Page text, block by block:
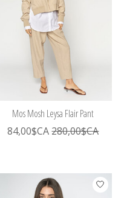
Mos Mosh Leysa Flair Pant
84,00$CA 280,00$CA